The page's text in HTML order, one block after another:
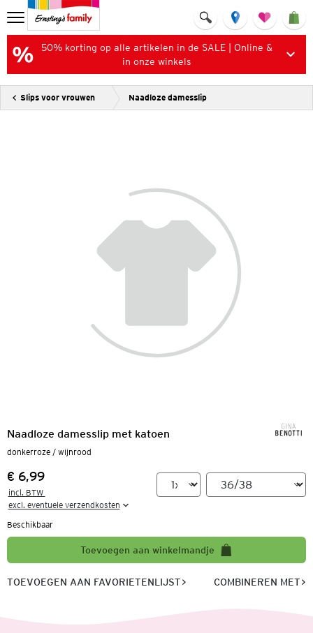
50% korting op alle artikelen in de SALE | Online &
in onze winkels
Slips voor vrouwen Naadloze damesslip
Naadloze damesslip met katoen
donkerroze / wijnrood
Prijs:
€ 6,99
incl. BTW
excl. eventuele verzendkosten
Beschikbaar
Toevoegen aan winkelmandje
TOEVOEGEN AAN FAVORIETENLIJST COMBINEREN MET